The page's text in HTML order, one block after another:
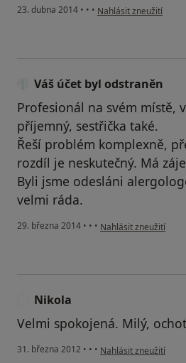
23. dubna 2014 • • • podle názoru
Nahlásit zneužití
Váš účet byl odstraněn
Profesionál na svém místě,
příjemný, sestřička také.
Řeší problém komplexně,
rozdíl je neskutečný. Má
Byli jsme odesláni
velmi ráda.
29. března 2014 • • • podle názoru
Nahlásit zneužití
Nikola
Velmi spokojená. Milý,
31. března 2012 • • • podle názoru
Nahlásit zneužití